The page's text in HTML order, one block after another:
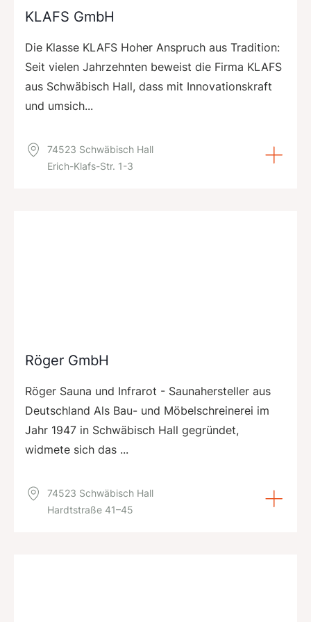
KLAFS GmbH
Die Klasse KLAFS Hoher Anspruch aus Tradition:
Seit vielen Jahrzehnten beweist die Firma KLAFS
aus Schwäbisch Hall, dass mit Innovationskraft
und umsich...
74523 Schwäbisch Hall
Erich-Klafs-Str. 1-3
Röger GmbH
Röger Sauna und Infrarot - Saunahersteller aus
Deutschland Als Bau- und Möbelschreinerei im
Jahr 1947 in Schwäbisch Hall gegründet,
widmete sich das ...
74523 Schwäbisch Hall
Hardtstraße 41–45